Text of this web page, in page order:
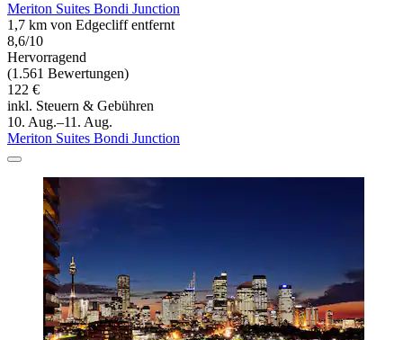
Meriton Suites Bondi Junction
1,7 km von Edgecliff entfernt
8,6/10
Hervorragend
(1.561 Bewertungen)
122 €
inkl. Steuern & Gebühren
10. Aug.–11. Aug.
Meriton Suites Bondi Junction